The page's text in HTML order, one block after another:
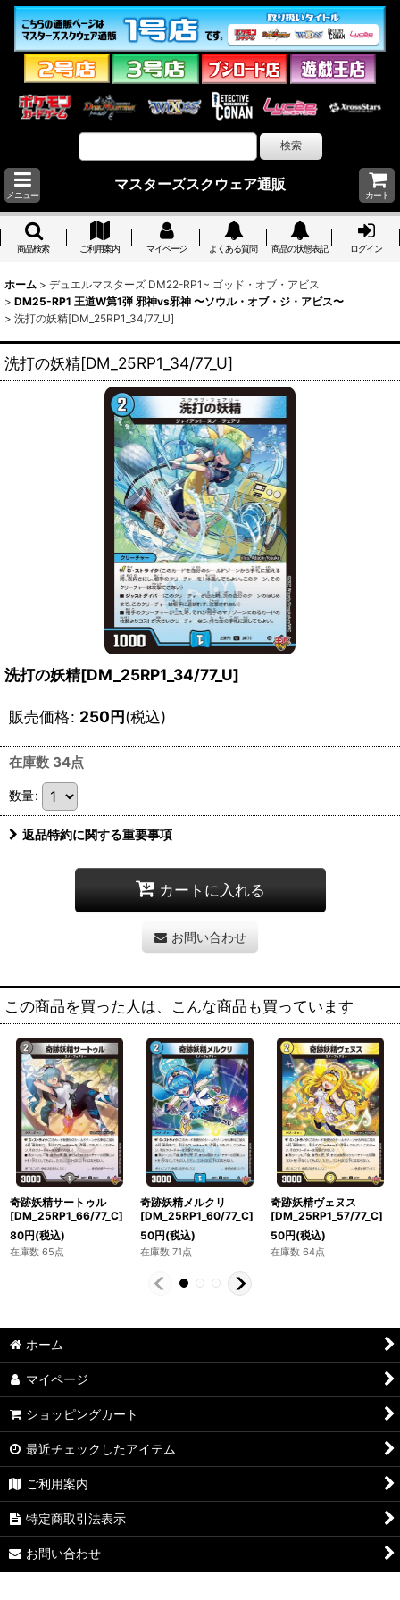
メニュー
マスターズスクウェア通販
カート
商品検索 ご利用案内 マイページ よくある質問 商品の状態表記 ログイン
ホーム > デュエルマスターズ DM22-RP1~ ゴッド・オブ・アビス
> DM25-RP1 王道W第1弾 邪神vs邪神 〜ソウル・オブ・ジ・アビス〜
> 洗打の妖精[DM_25RP1_34/77_U]
洗打の妖精[DM_25RP1_34/77_U]
洗打の妖精[DM_25RP1_34/77_U]
販売価格: 250円(税込)
在庫数 34点
数量:
返品特約に関する重要事項
カートに入れる
お問い合わせ
この商品を買った人は、こんな商品も買っています
奇跡妖精サートゥル
[DM_25RP1_66/77_C]
80円(税込)
在庫数 65点
奇跡妖精メルクリ
[DM_25RP1_60/77_C]
50円(税込)
在庫数 71点
奇跡妖精ヴェヌス
[DM_25RP1_57/77_C]
50円(税込)
在庫数 64点
ホーム
マイページ
ショッピングカート
最近チェックしたアイテム
ご利用案内
特定商取引法表示
お問い合わせ